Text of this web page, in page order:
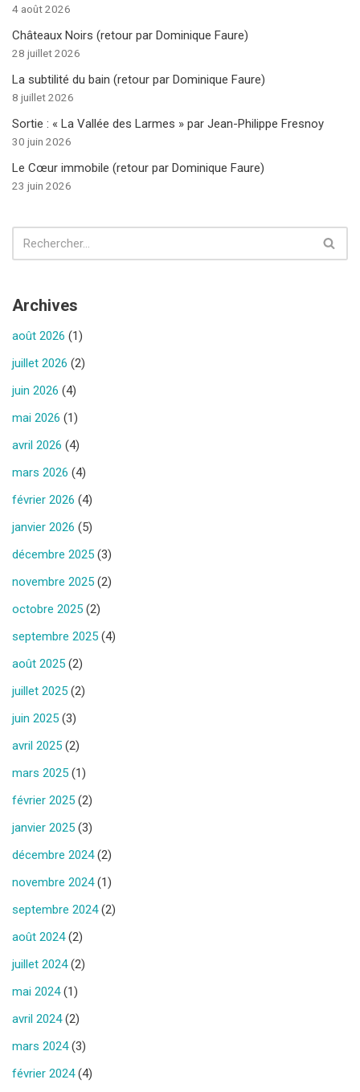
4 août 2026
Châteaux Noirs (retour par Dominique Faure)
28 juillet 2026
La subtilité du bain (retour par Dominique Faure)
8 juillet 2026
Sortie : « La Vallée des Larmes » par Jean-Philippe Fresnoy
30 juin 2026
Le Cœur immobile (retour par Dominique Faure)
23 juin 2026
Archives
août 2026 (1)
juillet 2026 (2)
juin 2026 (4)
mai 2026 (1)
avril 2026 (4)
mars 2026 (4)
février 2026 (4)
janvier 2026 (5)
décembre 2025 (3)
novembre 2025 (2)
octobre 2025 (2)
septembre 2025 (4)
août 2025 (2)
juillet 2025 (2)
juin 2025 (3)
avril 2025 (2)
mars 2025 (1)
février 2025 (2)
janvier 2025 (3)
décembre 2024(2)
novembre 2024(1)
septembre 2024(2)
août 2024(2)
juillet 2024(2)
mai 2024(1)
avril 2024(2)
mars 2024(3)
février 2024(4)